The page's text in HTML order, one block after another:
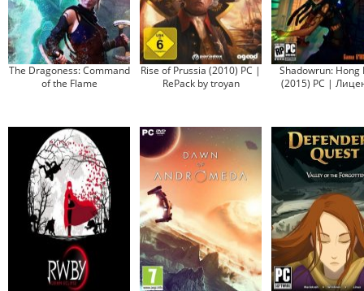
The Dragoness: Command
of the Flame
Rise of Prussia (2010) PC |
RePack by troyan
Shadowrun: Hong
(2015) PC |